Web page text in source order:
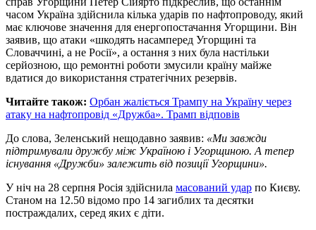
часом Україна здійснила кілька ударів по нафтопроводу, який
має ключове значення для енергопостачання Угорщини. Він
заявив, що атаки «шкодять насамперед Угорщині та
Словаччині, а не Росії», а остання з них була настільки
серйозною, що ремонтні роботи змусили країну майже
вдатися до використання стратегічних резервів.
Читайте також: Орбан жаліється Трампу на Україну через
атаку на нафтопровід «Дружба». Трамп відповів
До слова, Зеленський нещодавно заявив: «Ми завжди
підтримували дружбу між Україною і Угорщиною. А тепер
існування «Дружби» залежить від позиції Угорщини».
У ніч на 28 серпня Росія здійснила масований удар по Києву.
Станом на 12.50 відомо про 14 загиблих та десятки
постраждалих, серед яких є діти.